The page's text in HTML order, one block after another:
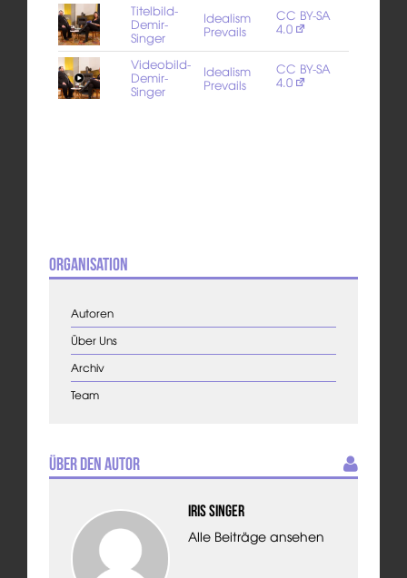
Titelbild-
Demir-
Singer
Idealism
Prevails
CC BY-SA
4.0
Videobild-
Demir-
Singer
Idealism
Prevails
CC BY-SA
4.0
Organisation
Autoren
Über Uns
Archiv
Team
Über den Autor
Iris Singer
Alle Beiträge ansehen